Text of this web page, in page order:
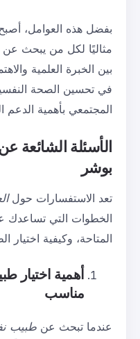
بفضل هذه العوامل،
مثاليًا لكل من يبحث
بين الخبرة العلمية
في تحسين الصحة
المجتمعي بأهمية الدعم
الأسئلة الشائعة
بوشر
تعد الاستفسارات حول
الخطوات التي تساعدك
المتاحة، وكيفية اختيار
أهمية اختيار
مناسب
عندما تبحث عن طبيب